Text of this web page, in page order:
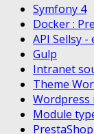
Symfony 4
Docker :
API Sellsy
Gulp
Intranet
Theme
Wordpress
Module